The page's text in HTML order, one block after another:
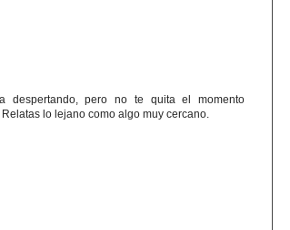
despertando, pero no te quita el momento
lo lejano como algo muy cercano.